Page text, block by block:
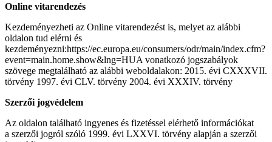
Online vitarendezés
Kezdeményezheti az Online vitarendezést is, melyet az alábbi
oldalon tud elérni és
kezdeményezni:https://ec.europa.eu/consumers/odr/main/index.cfm?
event=main.home.show&lng=HUA vonatkozó jogszabályok
szövege megtalálható az alábbi weboldalakon: 2015. évi CXXXVII.
törvény 1997. évi CLV. törvény 2004. évi XXXIV. törvény
Szerzői jogvédelem
Az oldalon található ingyenes és fizetéssel elérhető információkat
a szerzői jogról szóló 1999. évi LXXVI. törvény alapján a szerzői